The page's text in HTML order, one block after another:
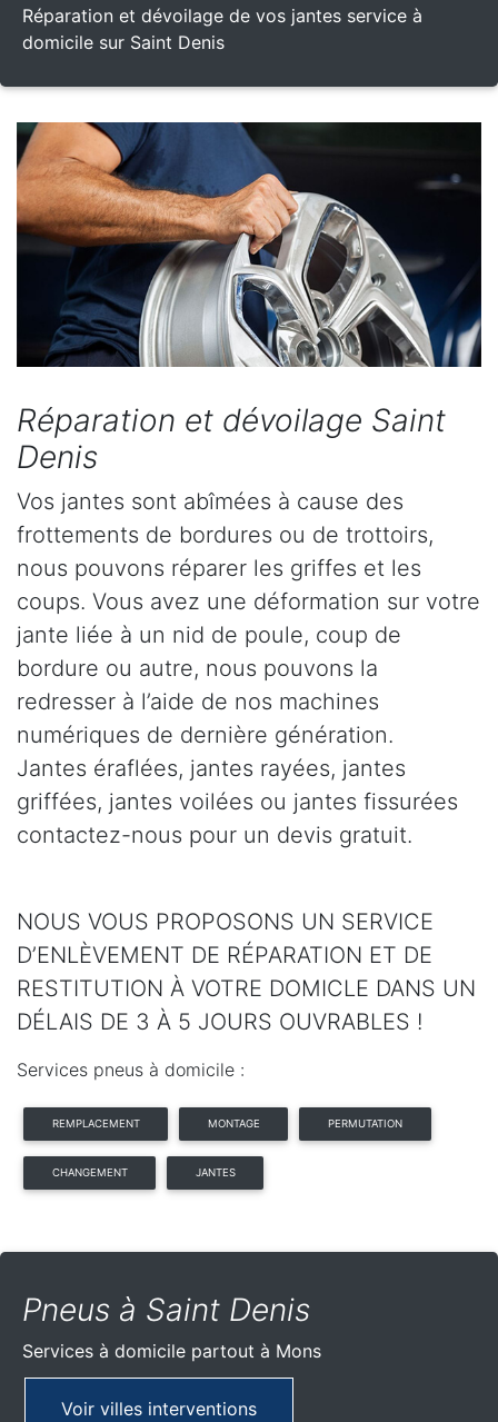
Réparation et dévoilage de vos jantes service à
domicile sur Saint Denis
Réparation et dévoilage Saint
Denis
Vos jantes sont abîmées à cause des
frottements de bordures ou de trottoirs,
nous pouvons réparer les griffes et les
coups. Vous avez une déformation sur votre
jante liée à un nid de poule, coup de
bordure ou autre, nous pouvons la
redresser à l’aide de nos machines
numériques de dernière génération.
Jantes éraflées, jantes rayées, jantes
griffées, jantes voilées ou jantes fissurées
contactez-nous pour un devis gratuit.
NOUS VOUS PROPOSONS UN SERVICE
D’ENLÈVEMENT DE RÉPARATION ET DE
RESTITUTION À VOTRE DOMICLE DANS UN
DÉLAIS DE 3 À 5 JOURS OUVRABLES !
Services pneus à domicile :
REMPLACEMENT MONTAGE PERMUTATION
CHANGEMENT JANTES
Pneus à Saint Denis
Services à domicile partout à Mons
Voir villes interventions